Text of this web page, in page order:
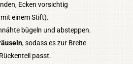
Ecken vorsichtig
einem Stift).
bügeln und absteppen.
, sodass es zur Breite
passt.